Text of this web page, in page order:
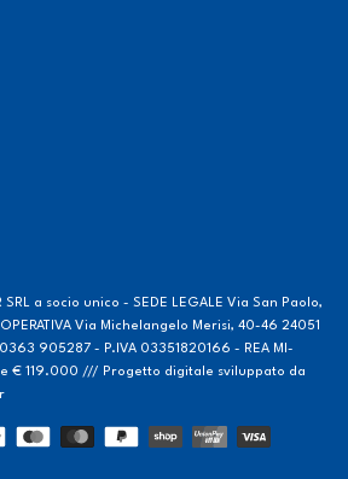
SRL a socio unico - SEDE LEGALE Via San Paolo,
Via Michelangelo Merisi, 40-46 24051
905287 - P.IVA 03351820166 - REA MI-
€ 119.000 /// Progetto digitale sviluppato da